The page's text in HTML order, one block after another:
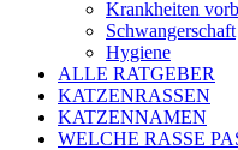
Krankheiten
Schwangerschaft
Hygiene
ALLE RATGEBER
KATZENRASSEN
KATZENNAMEN
WELCHE RASSE